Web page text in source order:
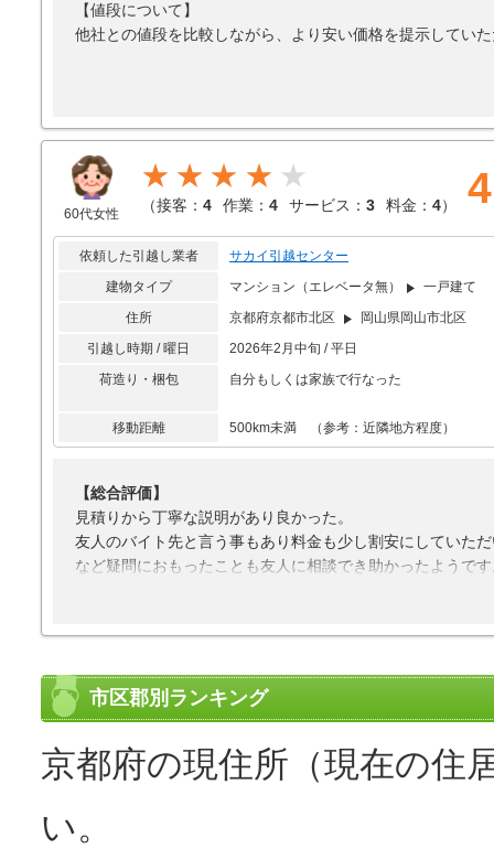
【値段について】
他社との値段を比較しながら、より安い価格を提示してい
し作業には必ず社員の方が一人はついているとのことで、
なりより、引越し作業は30分ほどで終わりました。大型の
では到底成し得ないスピードでしたので、とてもよかった
【接客対応】
社員の方の挨拶は簡潔かつ丁寧ですぐに作業に入ってくだ
引越し業者の方々がとてもスムーズに荷物を運んでくださ
特に利用していない。
何度もサカイ引越センターで頼んでいるが、いろいろな見
60代女性
★★★★
（接客： 4 作業： 4 サービス： 3 料金： 4） 4
依頼した引越し業者
サカイ引越センター
建物タイプ
マンション（エレベータ無）
一戸建て
住所
京都府京都市北区
岡山県岡山市北区
引越し時期 / 曜日
2026年2月中旬 / 平日
荷造り・梱包
自分もしくは家族で行なった
移動距離 500km未満 （参考：近隣地方程度）
【総合評価】
見積りから丁寧な説明があり良かった。
友人のバイト先と言う事もあり料金も少し割安にしていた
など疑問におもったことも友人に相談でき助かったようで
どちらを選択したかは不明ですが(笑)
かとはおもいます。ただ、直ぐに必要な物も多く、結局自
6月にも又お願いするかとおもいます。
【接客対応】
友人のバイト先
市区郡別ランキング
京都府の現住所（現在の住
い。